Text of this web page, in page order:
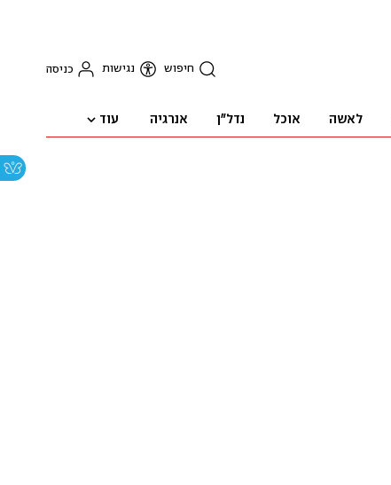
חיפוש נגישות כניסה
לאשה אוכל נדל"ן אנרגיה עוד